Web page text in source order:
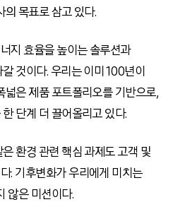
의 목표로 삼고 있다.
지 효율을 높이는 솔루션과
것이다. 우리는 이미 100년이
넓은 제품 포트폴리오를 기반으로,
단계 더 끌어올리고 있다.
환경 관련 핵심 과제도 고객 및
. 기후변화가 우리에게 미치는
않은 미션이다.